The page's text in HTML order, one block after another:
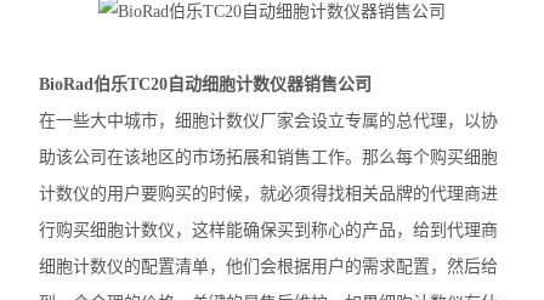
赛默飞Qubit4.0分光光度计
赛默飞Countess™ 3细胞计数仪
赛默飞Countess™ 3FL细胞计数仪
BioRad伯乐TC20自动细胞计数仪器销售公司
在一些大中城市，细胞计数仪厂家会设立专属的总代理，以协
助该公司在该地区的市场拓展和销售工作。那么每个购买细胞
计数仪的用户要购买的时候，就必须得找相关品牌的代理商进
行购买细胞计数仪，这样能确保买到称心的产品，给到代理商
细胞计数仪的配置清单，他们会根据用户的需求配置，然后给